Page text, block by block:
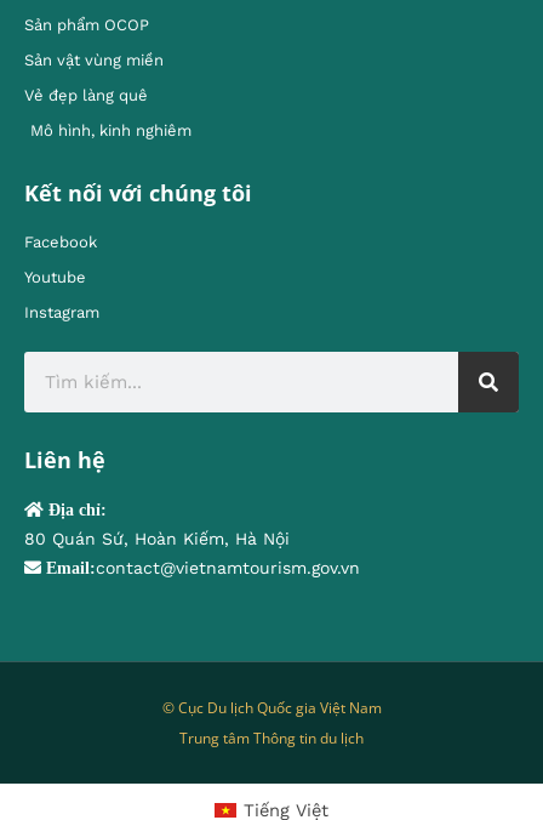
Sản phẩm OCOP
Sản vật vùng miền
Vẻ đẹp làng quê
Mô hình, kinh nghiêm
Kết nối với chúng tôi
Facebook
Youtube
Instagram
Liên hệ
Địa chỉ:
80 Quán Sứ, Hoàn Kiếm, Hà Nội
Email:contact@vietnamtourism.gov.vn
© Cục Du lịch Quốc gia Việt Nam
Trung tâm Thông tin du lịch
Tiếng Việt